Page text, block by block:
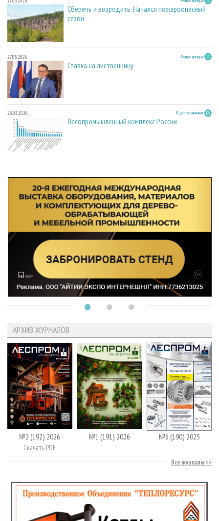
Сберечь и возродить. Начался пожароопасный
сезон
27.05.2026 Регион номера
Ставка на лиственницу
23.03.2026 В центре внимания
Лесопромышленный комплекс России
АРХИВ ЖУРНАЛОВ
№2 (192) 2026
Скачать PDF
№1 (191) 2026 №6 (190) 2025
Все журналы